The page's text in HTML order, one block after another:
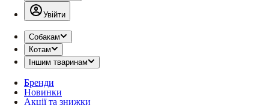
Увійти
Собакам
Котам
Іншим тваринам
Бренди
Новинки
Акції та знижки